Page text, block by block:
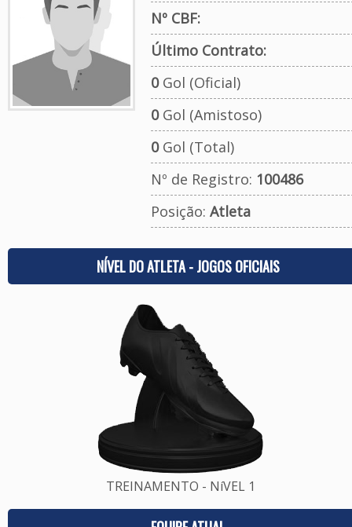
Nº CBF:
Último Contrato:
0Gol (Oficial)
0Gol (Amistoso)
0Gol (Total)
Nº de Registro: 100486
Posição: Atleta
NÍVEL DO ATLETA - JOGOS OFICIAIS
TREINAMENTO - NíVEL 1